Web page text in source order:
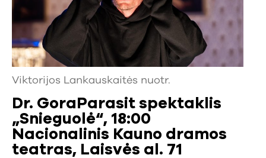
Viktorijos Lankauskaitės nuotr.
Dr. GoraParasit spektaklis
„Snieguolė“, 18:00
Nacionalinis Kauno dramos
teatras, Laisvės al. 71